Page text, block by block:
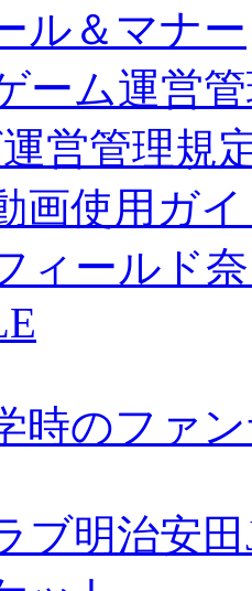
ル＆マナー
ーム運営
営管理規
画使用ガ
ィールド
時のファ
ブ明治安